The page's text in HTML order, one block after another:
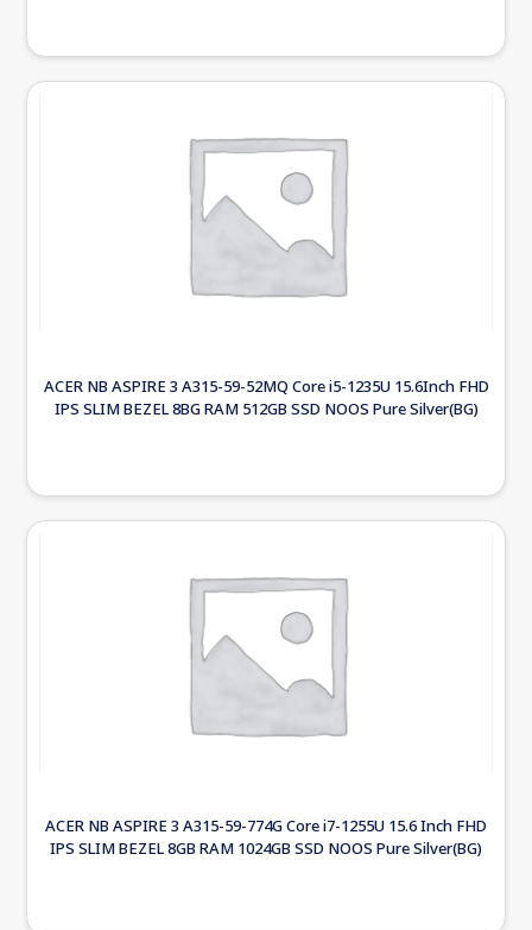
ACER NB ASPIRE 3 A315-59-52MQ Core i5-1235U 15.6Inch FHD
IPS SLIM BEZEL 8BG RAM 512GB SSD NOOS Pure Silver(BG)
ACER NB ASPIRE 3 A315-59-774G Core i7-1255U 15.6 Inch FHD
IPS SLIM BEZEL 8GB RAM 1024GB SSD NOOS Pure Silver(BG)